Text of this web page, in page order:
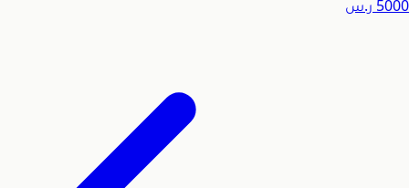
5000 ر.س